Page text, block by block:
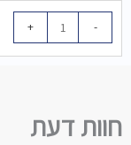
לחות כי -
כמות
קיט
+
חוות דעת